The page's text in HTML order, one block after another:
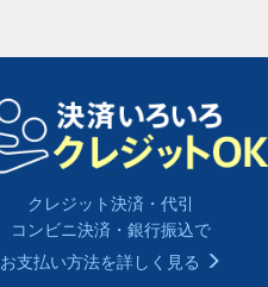
クレジット決済・代引
コンビニ決済・銀行振込で
お支払い方法を詳しく見る